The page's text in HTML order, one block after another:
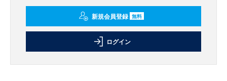
新規会員登録 無料
ログイン